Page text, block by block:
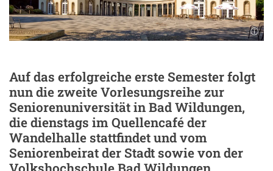
Auf das erfolgreiche erste Semester folgt
nun die zweite Vorlesungsreihe zur
Seniorenuniversität in Bad Wildungen,
die dienstags im Quellencafé der
Wandelhalle stattfindet und vom
Seniorenbeirat der Stadt sowie von der